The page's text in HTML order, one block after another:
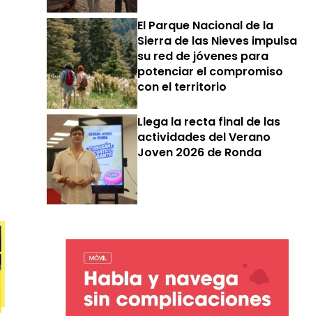
El Parque Nacional de la
Sierra de las Nieves impulsa
su red de jóvenes para
potenciar el compromiso
con el territorio
Llega la recta final de las
actividades del Verano
Joven 2026 de Ronda